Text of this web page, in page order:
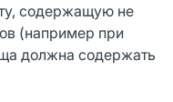
содержащую не
(например при
должна содержать